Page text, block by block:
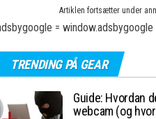
Artiklen fortsætter under
= window.adsbygoogle
TRENDING PÅ GEAR
Guide: Hvordan
webcam (og